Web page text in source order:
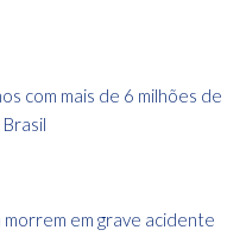
com mais de 6 milhões de
em grave acidente